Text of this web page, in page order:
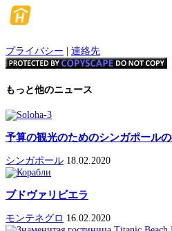
プライバシー | 連絡先
もっと他のニュース
予算の観光のためのシンガポール
シンガポール 18.02.2020
ブドヴァリビエラ
モンテネグロ 16.02.2020